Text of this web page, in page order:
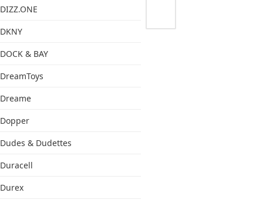
DIZZ.ONE
DKNY
DOCK & BAY
DreamToys
Dreame
Dopper
Dudes & Dudettes
Duracell
Durex